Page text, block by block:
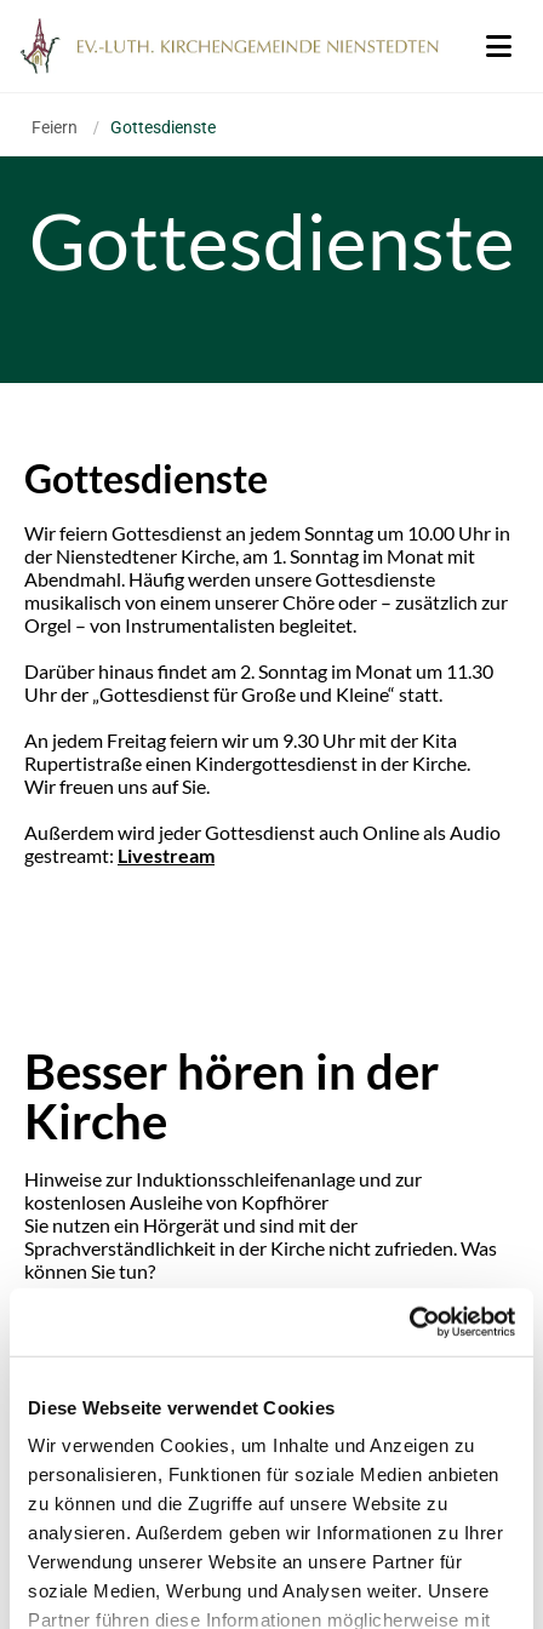
Diese Webseite verwendet Cookies
Wir verwenden Cookies, um Inhalte und Anzeigen zu
personalisieren, Funktionen für soziale Medien anbieten
zu können und die Zugriffe auf unsere Website zu
analysieren. Außerdem geben wir Informationen zu Ihrer
Verwendung unserer Website an unsere Partner für
soziale Medien, Werbung und Analysen weiter. Unsere
Partner führen diese Informationen möglicherweise mit
Feiern / Gottesdienste
Gottesdienste
Gottesdienste
Wir feiern Gottesdienst an jedem Sonntag um 10.00 Uhr in
der Nienstedtener Kirche, am 1. Sonntag im Monat mit
Abendmahl. Häufig werden unsere Gottesdienste
musikalisch von einem unserer Chöre oder – zusätzlich zur
Orgel – von Instrumentalisten begleitet.
Darüber hinaus findet am 2. Sonntag im Monat um 11.30
Uhr der „Gottesdienst für Große und Kleine“ statt.
An jedem Freitag feiern wir um 9.30 Uhr mit der Kita
Rupertistraße einen Kindergottesdienst in der Kirche.
Wir freuen uns auf Sie.
Außerdem wird jeder Gottesdienst auch Online als Audio
gestreamt: Livestream
Besser hören in der
Kirche
Hinweise zur Induktionsschleifen­anlage und zur
kostenlosen Ausleihe von Kopfhörer
Sie nutzen ein Hörgerät und sind mit der
Sprachverständlichkeit in der Kirche nicht zufrieden. Was
können Sie tun?
das induktive Hören ermöglicht, und ob diese Funktion (T)
freigeschaltet wurde. Falls diese Möglichkeit nicht besteht,
dann probieren Sie einen Leihkopfhörer aus. Wir raten
Der Leihkopfhörer, ein sogenannter »Stethoskop-
Konferenzsäle und Veranstaltungsorte konzipiert, mit
einfacher Handhabung zur Ausleihe.
1. Wie ist der Kopfhörer zu bedienen?
Er schaltet sich automatisch ein, wenn die beiden Bügel zum
Aufsetzen geweitet werden. Sie müssen lediglich die
gewünschte Lautstärke einstellen.